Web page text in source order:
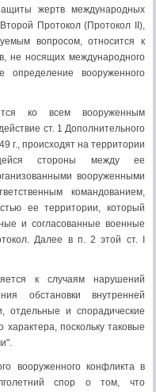
жертв международных
Протокол (Протокол II),
вопросом, относится к
не носящих международного
вооруженного
ко всем вооруженным
ст. 1 Дополнительного
г., происходят на территории
стороны между ее
вооруженными
командованием,
ее территории, который
и согласованные военные
Далее в п. 2 этой ст. I
к случаям нарушений
обстановки внутренней
отдельные и спорадические
поскольку таковые
вооруженного конфликта в
спор о том, что